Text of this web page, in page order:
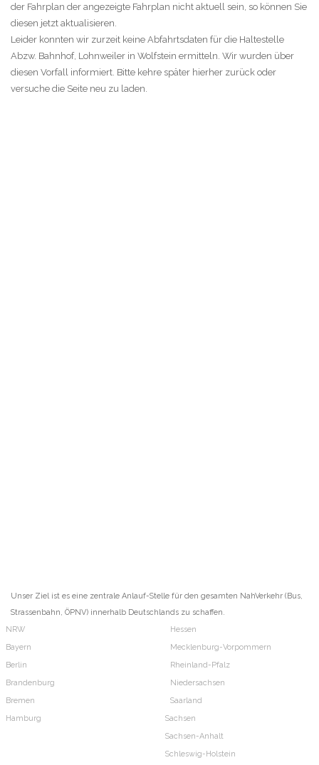
der Fahrplan der angezeigte Fahrplan nicht aktuell sein, so können Sie
diesen jetzt aktualisieren.
Leider konnten wir zurzeit keine Abfahrtsdaten für die Haltestelle
Abzw. Bahnhof, Lohnweiler in Wolfstein ermitteln. Wir wurden über
diesen Vorfall informiert. Bitte kehre später hierher zurück oder
versuche die Seite neu zu laden.
Unser Ziel ist es eine zentrale Anlauf-Stelle für den gesamten NahVerkehr (Bus,
Strassenbahn, ÖPNV) innerhalb Deutschlands zu schaffen.
NRW
Bayern
Berlin
Brandenburg
Bremen
Hamburg
Hessen
Mecklenburg-Vorpommern
Rheinland-Pfalz
Niedersachsen
Saarland
Sachsen
Sachsen-Anhalt
Schleswig-Holstein